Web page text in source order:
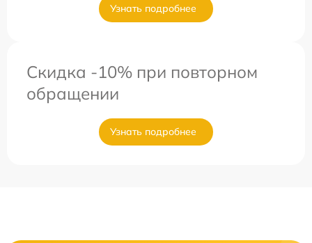
Узнать подробнее
Скидка -10% при повторном
обращении
Узнать подробнее